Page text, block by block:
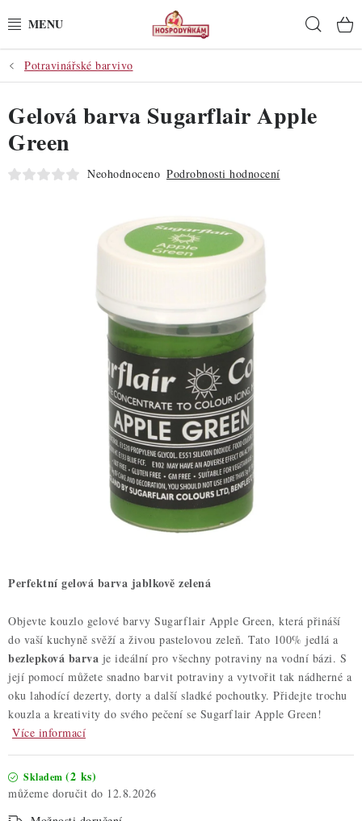
na
POTŘEBY
POMŮCKY
SUROVINY
ZDRAVÉ PEČENÍ
DÁRKOVÉ POUKAZY
TÉMATICKÉ PRODUKTY
Nepřevzetí zásilky na dobírku
Obchodní podmínky
Hodnocení obchodu
Blog
Moje objednávka
Podmínky ochrany osobních údajů
Potravinářské barvivo
Perfektní gelová barva jablkově zelená
Objevte kouzlo gelové barvy Sugarflair Apple Green, která přináší
do vaší kuchyně svěží a živou pastelovou zeleň. Tato 100% jedlá a
bezlepková barva je ideální pro všechny potraviny na vodní bázi. S
její pomocí můžete snadno barvit potraviny a vytvořit tak nádherné a
oku lahodící dezerty, dorty a další sladké pochoutky. Přidejte trochu
kouzla a kreativity do svého pečení se Sugarflair Apple Green!
Více informací
Skladem (2 ks)
12.8.2026
Gelová barva Sugarflair Apple
Green
Neohodnoceno Podrobnosti hodnocení